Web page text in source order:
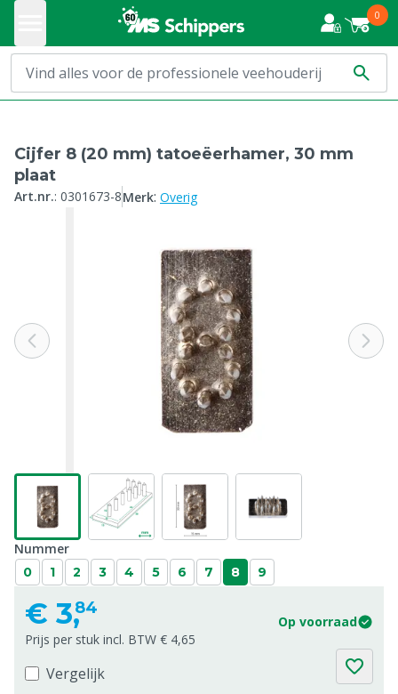
0
Cijfer 8 (20 mm) tatoeëerhamer, 30 mm
plaat
Art.nr.: 0301673-8Merk: Overig
Nummer
0 1 2 3 4 5 6 7 8 9
€ 3,84
Op voorraad
Prijs per stuk incl. BTW € 4,65
Vergelijk